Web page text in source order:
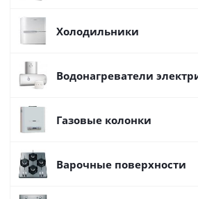
Холодильники
Водонагреватели
Газовые колонки
Варочные поверхности